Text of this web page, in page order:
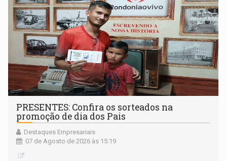
PRESENTES: Confira os sorteados na
promoção de dia dos Pais
Destaques Empresariais
07 de Agosto de 2026 às 15:19